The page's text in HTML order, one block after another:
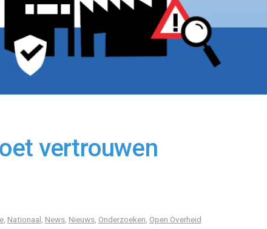
vertrouwen
, Nationaal News, Nieuws, Onderzoeken Open Overheid